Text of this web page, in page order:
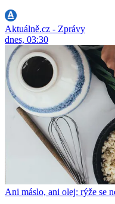
Aktuálně.cz - Zprávy
dnes, 03:30
Ani máslo, ani olej: rýže se